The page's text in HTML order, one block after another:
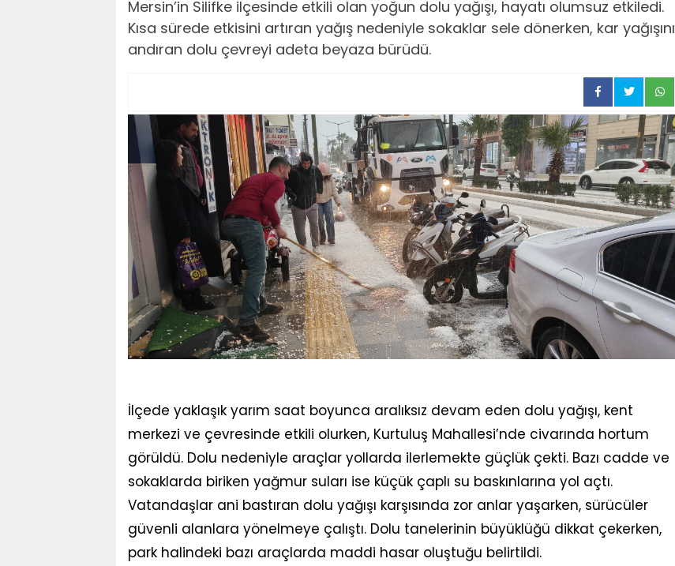
Mersin’in Silifke ilçesinde etkili olan yoğun dolu yağışı, hayatı olumsuz etkiledi.
Kısa sürede etkisini artıran yağış nedeniyle sokaklar sele dönerken, kar yağışını
andıran dolu çevreyi adeta beyaza bürüdü.
İlçede yaklaşık yarım saat boyunca aralıksız devam eden dolu yağışı, kent
merkezi ve çevresinde etkili olurken, Kurtuluş Mahallesi’nde civarında hortum
görüldü. Dolu nedeniyle araçlar yollarda ilerlemekte güçlük çekti. Bazı cadde ve
sokaklarda biriken yağmur suları ise küçük çaplı su baskınlarına yol açtı.
Vatandaşlar ani bastıran dolu yağışı karşısında zor anlar yaşarken, sürücüler
güvenli alanlara yönelmeye çalıştı. Dolu tanelerinin büyüklüğü dikkat çekerken,
park halindeki bazı araçlarda maddi hasar oluştuğu belirtildi.